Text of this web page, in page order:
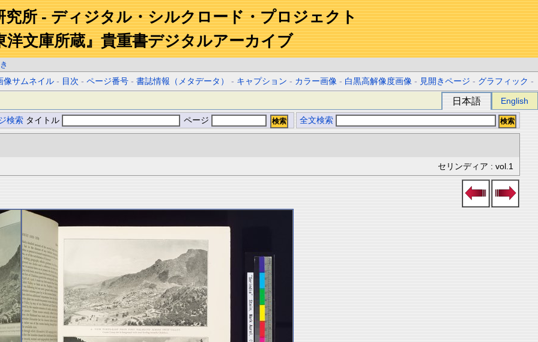
究所 - ディジタル・シルクロード・プロジェクト
洋文庫所蔵』貴重書デジタルアーカイブ
像サムネイル - 目次 -ページ番号 -書誌情報（メタデータ） - キャプション - カラー画像 - 白黒高解像度画像 - 見開きページ - グラフィック -
日本語 English
検索 タイトル ページ 全文検索
セリンディア : vol.1